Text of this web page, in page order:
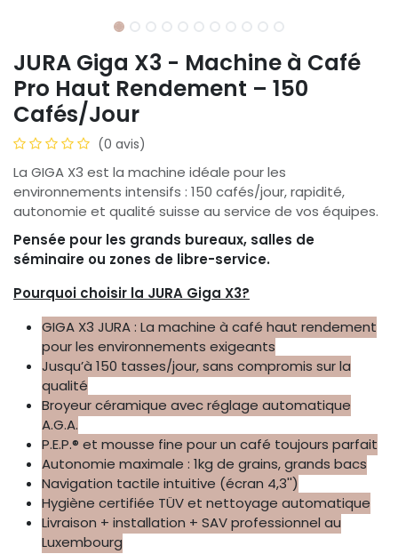
JURA Giga X3 - Machine à Café
Pro Haut Rendement – 150
Cafés/Jour
(0 avis)
La GIGA X3 est la machine idéale pour les
environnements intensifs : 150 cafés/jour, rapidité,
autonomie et qualité suisse au service de vos équipes.
Pensée pour les grands bureaux, salles de
séminaire ou zones de libre-service.
Pourquoi choisir la JURA Giga X3?
GIGA X3 JURA : La machine à café haut rendement
pour les environnements exigeants
Jusqu’à 150 tasses/jour, sans compromis sur la
qualité
Broyeur céramique avec réglage automatique
A.G.A.
P.E.P.® et mousse fine pour un café toujours parfait
Autonomie maximale : 1kg de grains, grands bacs
Navigation tactile intuitive (écran 4,3'')
Hygiène certifiée TÜV et nettoyage automatique
Livraison + installation + SAV professionnel au
Luxembourg